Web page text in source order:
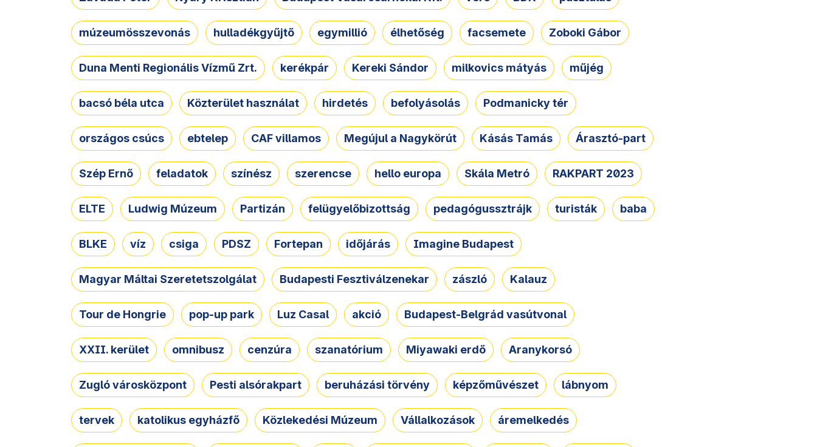
múzeumösszevonás hulladékgyűjtő egymillió élhetőség facsemete Zoboki Gábor
Duna Menti Regionális Vízmű Zrt. kerékpár Kereki Sándor milkovics mátyás műjég
bacsó béla utca Közterület használat hirdetés befolyásolás Podmanicky tér
országos csúcs ebtelep CAF villamos Megújul a Nagykörút Kásás Tamás Árasztó-part
Szép Ernő feladatok színész szerencse hello europa Skála Metró RAKPART 2023
ELTE Ludwig Múzeum Partizán felügyelőbizottság pedagógussztrájk turisták baba
BLKE víz csiga PDSZ Fortepan időjárás Imagine Budapest
Magyar Máltai Szeretetszolgálat Budapesti Fesztiválzenekar zászló Kalauz
Tour de Hongrie pop-up park Luz Casal akció Budapest-Belgrád vasútvonal
XXII. kerület omnibusz cenzúra szanatórium Miyawaki erdő Aranykorsó
Zugló városközpont Pesti alsórakpart beruházási törvény képzőművészet lábnyom
tervek katolikus egyházfő Közlekedési Múzeum Vállalkozások áremelkedés